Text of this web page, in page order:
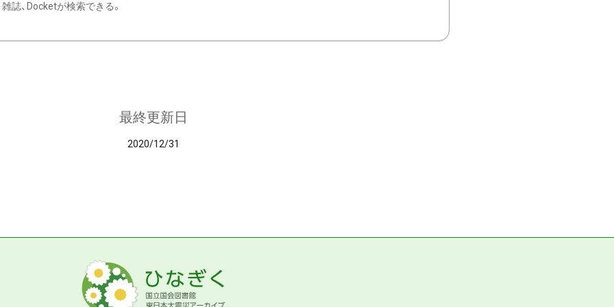
雑誌、Docketが検索できる。
最終更新日
2020/12/31